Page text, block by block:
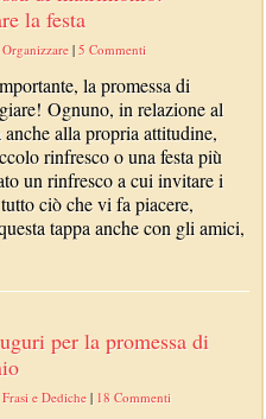
la festa
Organizzare |5 Commenti
la promessa di
Ognuno, in relazione al
alla propria attitudine,
rinfresco o una festa più
un rinfresco a cui invitare i
ciò che vi fa piacere,
tappa anche con gli amici,
per la promessa di
Frasi e Dediche | 18 Commenti